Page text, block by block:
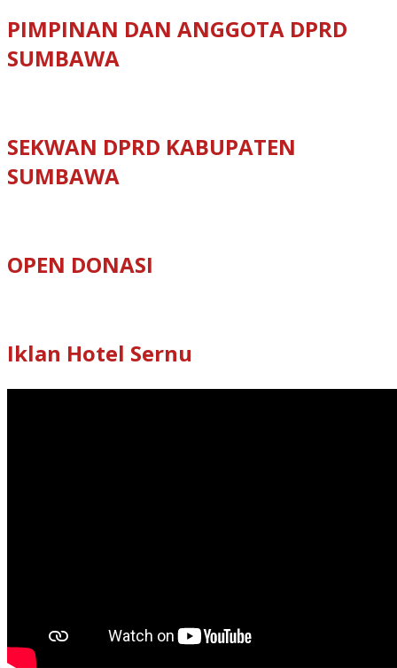
PIMPINAN DAN ANGGOTA DPRD
SUMBAWA
SEKWAN DPRD KABUPATEN
SUMBAWA
OPEN DONASI
Iklan Hotel Sernu